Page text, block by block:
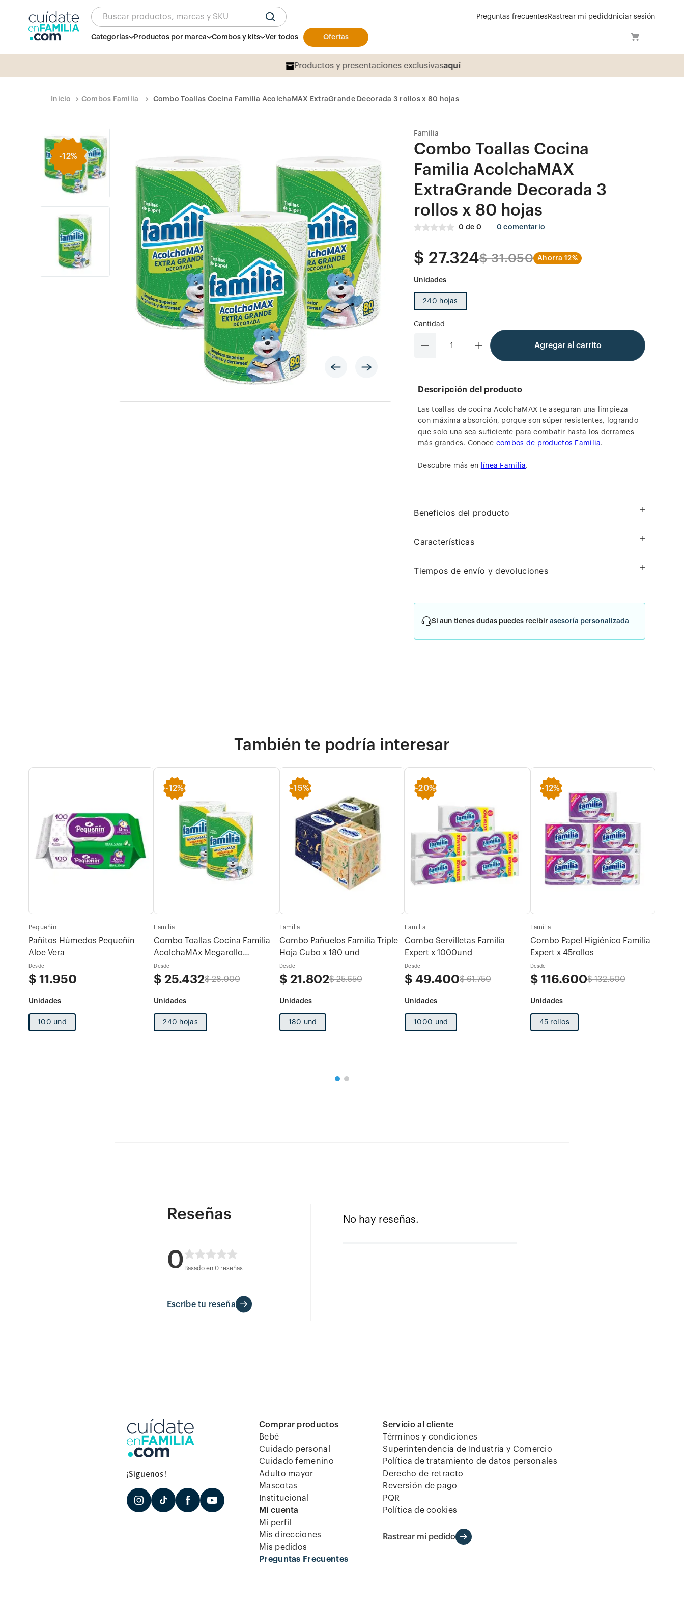
Buscar productos, marcas y SKU Preguntas frecuentes Rastrear mi pedidoIniciar sesión
Categorías Productos por marca Combos y kits Ver todos Ofertas
Productos y presentaciones exclusivasaquí
Combos Familia Combo Toallas Cocina Familia AcolchaMAX ExtraGrande Decorada 3 rollos x 80 hojas
-12%
Familia
Combo Toallas Cocina
Familia AcolchaMAX
ExtraGrande Decorada 3
rollos x 80 hojas
0 de 0 0 comentario
$ 27.324$ 31.050 Ahorra12%
240 hojas
Cantidad
＋
－ Agregar al carrito
Descripción del producto
Las toallas de cocina AcolchaMAX te aseguran una limpieza
con máxima absorción, porque son súper resistentes, logrando
que solo una sea suficiente para combatir hasta los derrames
más grandes. Conoce combos de productos Familia.
Descubre más en línea Familia.
Beneficios del producto
Características
Tiempos de envío y devoluciones
Si aun tienes dudas puedes recibirasesoría personalizada
También te podría interesar
Pequeñín
Pañitos Húmedos Pequeñín
Aloe Vera
Desde
$ 11 .950
100 und
-12%
Familia
Combo Toallas Cocina Familia
AcolchaMAx Megarollo
Decoradas 2 rollos x 120 hojas
Desde
$ 25.432$ 28.900
240 hojas
-15%
Familia
Combo Pañuelos Familia Triple
Hoja Cubo x 180 und
Desde
$ 21 .802$ 25.650
180 und
-20%
Familia
Combo Servilletas Familia
Expert x 1000und
Desde
$ 49.400$ 61.750
1000 und
-12%
Familia
Combo Papel Higiénico Familia
Expert x 45rollos
Desde
$ 116.600$ 132.500
45 rollos
Reseñas
0 Basado en 0 reseñas
Escribe tu reseña
No hay reseñas.
¡Síguenos!
Comprar productos
Bebé
Cuidado personal
Cuidado femenino
Adulto mayor
Mascotas
Institucional
Mi cuenta
Mi perfil
Mis direcciones
Mis pedidos
Preguntas Frecuentes
Servicio al cliente
Términos y condiciones
Superintendencia de Industria y Comercio
Política de tratamiento de datos personales
Derecho de retracto
Reversión de pago
PQR
Política de cookies
Rastrear mi pedido